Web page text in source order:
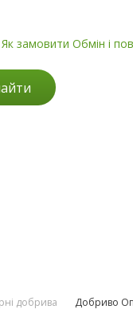
Як замовити Обмін і
добрива Добриво